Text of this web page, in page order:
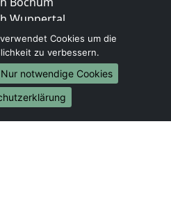
Wuppertal
Bielefeld
Bonn
Münster
Brasilien
Cookies um die
zu verbessern.
Nur notwendige Cookies